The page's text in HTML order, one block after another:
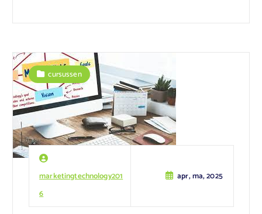
marketingtechnology201
6
apr, ma, 2025
cursussen